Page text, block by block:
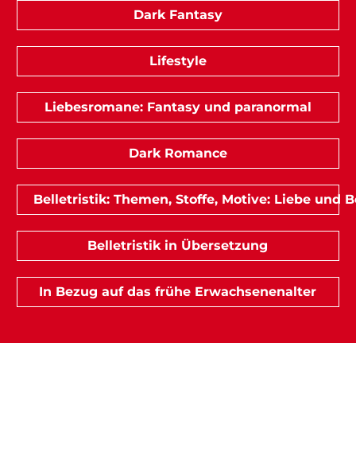
Dark Fantasy
Lifestyle
Liebesromane: Fantasy und paranormal
Dark Romance
Belletristik: Themen, Stoffe, Motive: Liebe und
Belletristik in Übersetzung
In Bezug auf das frühe Erwachsenenalter